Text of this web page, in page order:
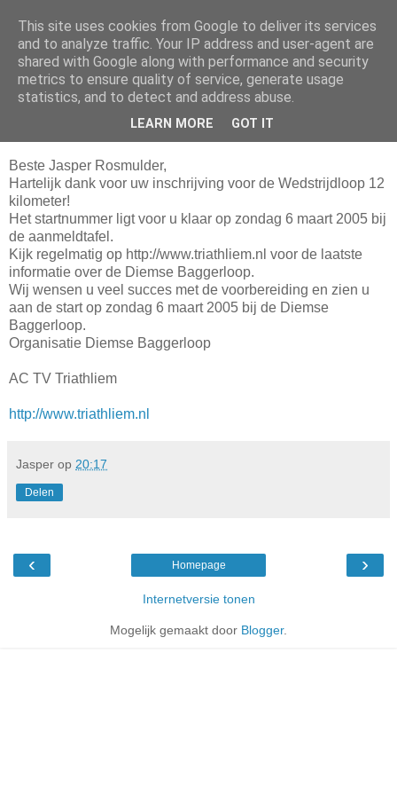
Da_Blog
You don't put a bumpersticker on a Bentley
donderdag, januari 13, 2005
Beste Jasper Rosmulder,
Hartelijk dank voor uw inschrijving voor de Wedstrijdloop 12
kilometer!
Het startnummer ligt voor u klaar op zondag 6 maart 2005 bij
de aanmeldtafel.
Kijk regelmatig op http://www.triathliem.nl voor de laatste
informatie over de Diemse Baggerloop.
Wij wensen u veel succes met de voorbereiding en zien u
aan de start op zondag 6 maart 2005 bij de Diemse
Baggerloop.
Organisatie Diemse Baggerloop
AC TV Triathliem
http://www.triathliem.nl
Jasper op 20:17
Delen
‹ ›
Homepage
Internetversie tonen
Mogelijk gemaakt door Blogger.
This site uses cookies from Google to deliver its services
and to analyze traffic. Your IP address and user-agent are
shared with Google along with performance and security
metrics to ensure quality of service, generate usage
statistics, and to detect and address abuse.
LEARN MORE GOT IT